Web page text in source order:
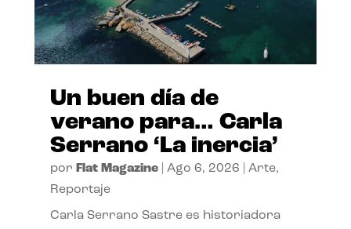
Un buen día de
verano para… Carla
Serrano ‘La inercia’
por Flat Magazine| Ago 6, 2026 Arte,
Reportaje
Carla Serrano Sastre es historiadora